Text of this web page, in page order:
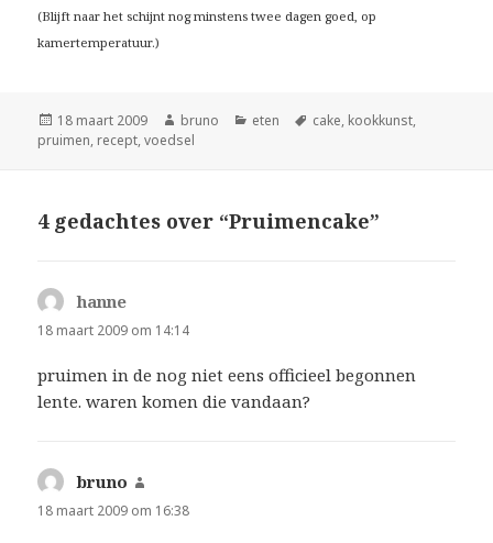
(Blijft naar het schijnt nog minstens twee dagen goed, op
kamertemperatuur.)
Geplaatst
op
18 maart 2009 Auteur
bruno Categorieën
eten Tags
cake, kookkunst,
pruimen, recept,voedsel
4 gedachtes over “Pruimencake”
hanne
18 maart 2009 om 14:14
pruimen in de nog niet eens officieel begonnen
lente. waren komen die vandaan?
bruno
18 maart 2009 om 16:38